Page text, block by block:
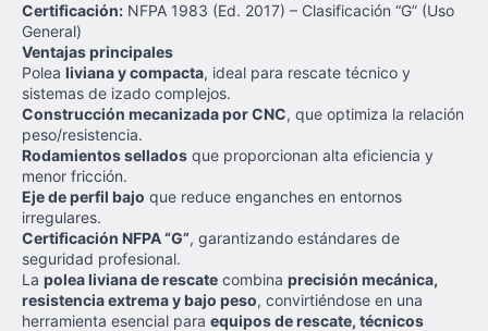
Certificación: NFPA 1983 (Ed. 2017) – Clasificación “G” (Uso
General)
Ventajas principales
Polea liviana y compacta, ideal para rescate técnico y
sistemas de izado complejos.
Construcción mecanizada por CNC, que optimiza la relación
peso/resistencia.
Rodamientos sellados que proporcionan alta eficiencia y
menor fricción.
Eje de perfil bajo que reduce enganches en entornos
irregulares.
Certificación NFPA “G”, garantizando estándares de
seguridad profesional.
La polea liviana de rescate combina precisión mecánica,
resistencia extrema y bajo peso, convirtiéndose en una
herramienta esencial para equipos de rescate, técnicos